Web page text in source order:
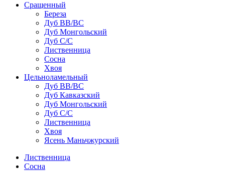
Сращенный
Береза
Дуб ВВ/ВС
Дуб Монгольский
Дуб С/С
Лиственница
Сосна
Хвоя
Цельноламельный
Дуб ВВ/ВС
Дуб Кавказский
Дуб Монгольский
Дуб С/С
Лиственница
Хвоя
Ясень Маньчжурский
Лиственница
Сосна